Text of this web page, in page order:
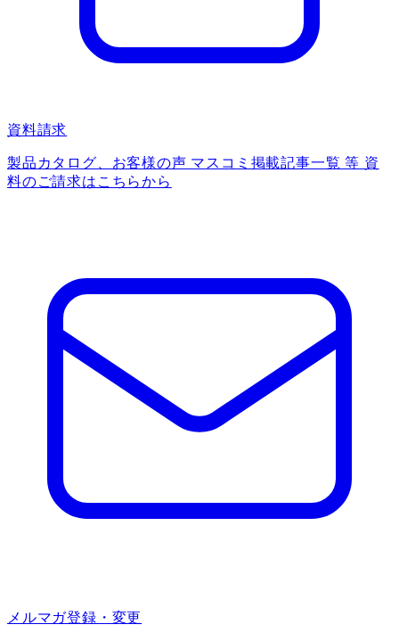
資料請求
製品カタログ、お客様の声 マスコミ掲載記事一覧 等 資
料のご請求はこちらから
メルマガ登録・変更